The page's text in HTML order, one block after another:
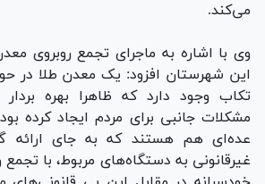
می‌کند.
وی با اشاره به ماجرای تجمع روبروی
این شهرستان افزود: یک معدن طلا در
تکاب وجود دارد که ظاهرا بهره
مشکلات جانبی برای مردم ایجاد کرده
عده‌ای هم هستند که به جای ارائه
غیرقانونی به دستگاه‌های مربوط، با